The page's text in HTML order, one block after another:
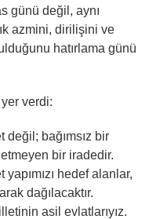
günü değil, aynı
azmini, dirilişini ve
hatırlama günü
verdi:
değil; bağımsız bir
bir iradedir.
hedef alanlar,
dağılacaktır.
asil evlatlarıyız.